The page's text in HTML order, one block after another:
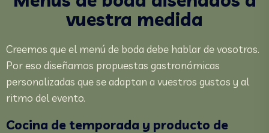
vuestra medida
Creemos que el menú de boda debe hablar de vosotros.
Por eso diseñamos propuestas gastronómicas
personalizadas que se adaptan a vuestros gustos y al
ritmo del evento.
Cocina de temporada y producto de